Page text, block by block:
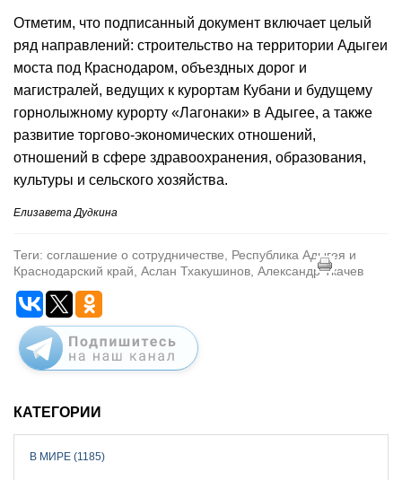
Отметим, что подписанный документ включает целый
ряд направлений: строительство на территории Адыгеи
моста под Краснодаром, объездных дорог и
магистралей, ведущих к курортам Кубани и будущему
горнолыжному курорту «Лагонаки» в Адыгее, а также
развитие торгово-экономических отношений,
отношений в сфере здравоохранения, образования,
культуры и сельского хозяйства.
Елизавета Дудкина
Теги: соглашение о сотрудничестве, Республика Адыгея и
Краснодарский край, Аслан Тхакушинов, Александр Ткачев
КАТЕГОРИИ
В МИРЕ (1185)